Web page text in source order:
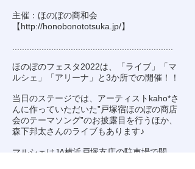
主催：ほのぼの商和会
【http://honobonototsuka.jp/】
ほのぼのフェスタ2022は、「ライブ」「マ
ルシェ」「アリーナ」と3か所での開催！！
当日のステージでは、アーティストkaho*さ
んに作っていただいた”戸塚宿ほのぼの商店
会のテーマソング”のお披露目を行うほか、
森下邦太さんのライブもあります♪
マルシェはJA横浜戸塚支店の駐車場で開